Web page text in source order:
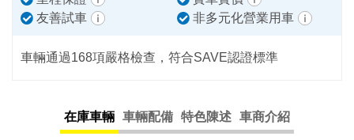
友善試車
非多元化營業用車
車輛通過168項嚴格檢查，符合SAVE認證標準
在庫車輛 車輛配備 特色陳述 車商介紹